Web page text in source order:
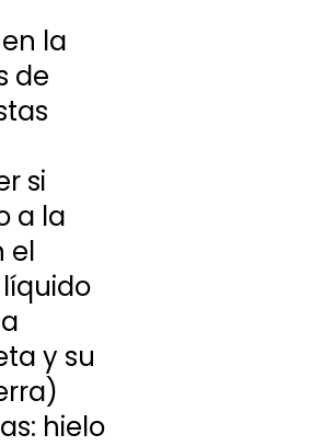
la
de
si
a la
el
y su
hielo